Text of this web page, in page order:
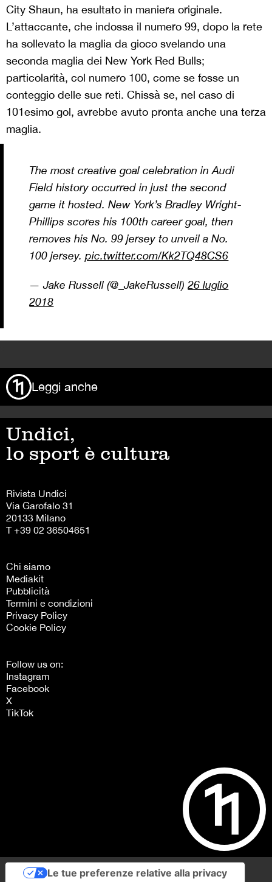
City Shaun, ha esultato in maniera originale.
L’attaccante, che indossa il numero 99, dopo la rete
ha sollevato la maglia da gioco svelando una
seconda maglia dei New York Red Bulls;
particolarità, col numero 100, come se fosse un
conteggio delle sue reti. Chissà se, nel caso di
101esimo gol, avrebbe avuto pronta anche una terza
maglia.
The most creative goal celebration in Audi
Field history occurred in just the second
game it hosted. New York’s Bradley Wright-
Phillips scores his 100th career goal, then
removes his No. 99 jersey to unveil a No.
100 jersey.pic.twitter.com/Kk2TQ48CS6
— Jake Russell (@_JakeRussell)26 luglio
2018
Leggi anche
Undici,
lo sport è cultura
Rivista Undici
Via Garofalo 31
20133 Milano
T +39 02 36504651
Chi siamo
Mediakit
Pubblicità
Termini e condizioni
Privacy Policy
Cookie Policy
Follow us on:
Instagram
Facebook
X
TikTok
Le tue preferenze relative alla privacy